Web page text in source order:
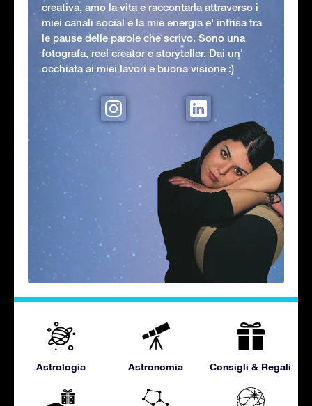
creativa, amo la vita e raccontarla attraverso i
miei canali social e la mie energia e' intrisa tra
le pause delle parole che scrivo. Sono una
fotografa, reel creator e storyteller. Dai un'
occhiata ai miei lavori e buona visione :)
Astrologia Astronomia Consigli & Regali